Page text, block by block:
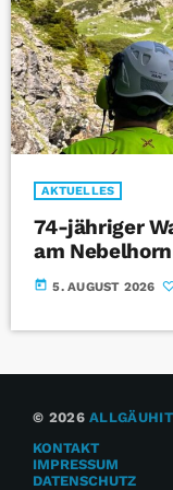
AKTUELLES
74-jähriger
am Nebelhorn
today 5. AUGUST 2026
© 2026
KONTAKT
IMPRESSUM
DATENSCHUTZ